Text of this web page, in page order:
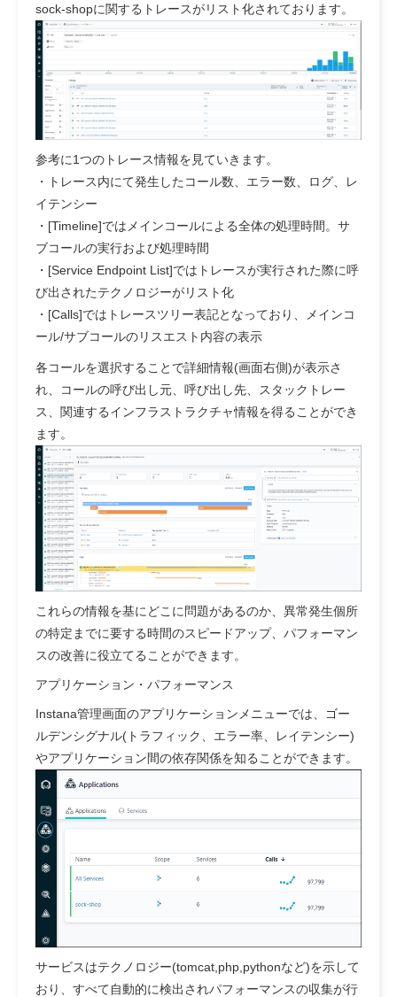
sock-shopに関するトレースがリスト化されております。
参考に1つのトレース情報を見ていきます。
・トレース内にて発生したコール数、エラー数、ログ、レ
イテンシー
・[Timeline]ではメインコールによる全体の処理時間。サ
ブコールの実行および処理時間
・[Service Endpoint List]ではトレースが実行された際に呼
び出されたテクノロジーがリスト化
・[Calls]ではトレースツリー表記となっており、メインコ
ール/サブコールのリスエスト内容の表示
各コールを選択することで詳細情報(画面右側)が表示さ
れ、コールの呼び出し元、呼び出し先、スタックトレー
ス、関連するインフラストラクチャ情報を得ることができ
ます。
これらの情報を基にどこに問題があるのか、異常発生個所
の特定までに要する時間のスピードアップ、パフォーマン
スの改善に役立てることができます。
アプリケーション・パフォーマンス
Instana管理画面のアプリケーションメニューでは、ゴー
ルデンシグナル(トラフィック、エラー率、レイテンシー)
やアプリケーション間の依存関係を知ることができます。
サービスはテクノロジー(tomcat,php,pythonなど)を示して
おり、すべて自動的に検出されパフォーマンスの収集が行